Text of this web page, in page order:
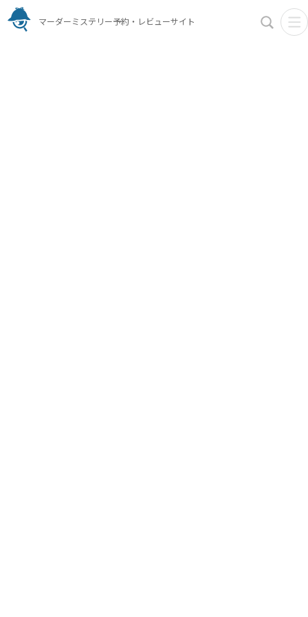
マーダーミステリー予約・レビューサイト